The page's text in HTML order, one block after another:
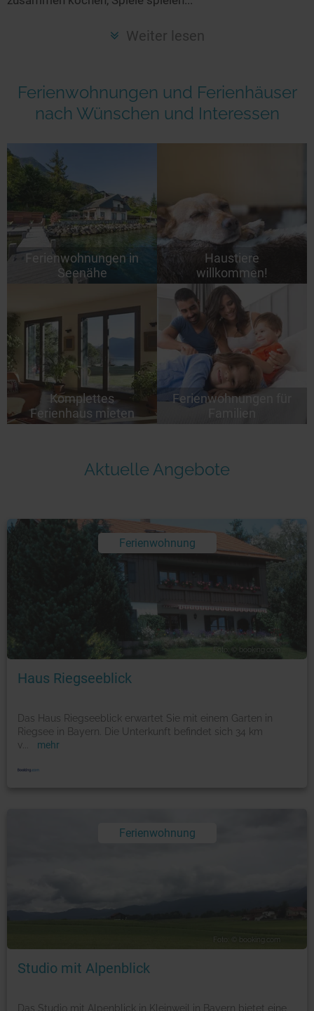
Glamping
Seen in Europa
Niederlande
Norwegen
alle Länder…
Weiter lesen
Ferienwohnungen und Ferienhäuser
nach Wünschen und Interessen
Ferienwohnungen in
Seenähe
Haustiere
willkommen!
Komplettes
Ferienhaus mieten
Ferienwohnungen für
Familien
Aktuelle Angebote
Ferienwohnung
Foto: © booking.com
Haus Riegseeblick
Das Haus Riegseeblick erwartet Sie mit einem Garten in
Riegsee in Bayern. Die Unterkunft befindet sich 34 km
v
mehr
Ferienwohnung
Foto: © booking.com
Studio mit Alpenblick
Das Studio mit Alpenblick in Kleinweil in Bayern bietet eine